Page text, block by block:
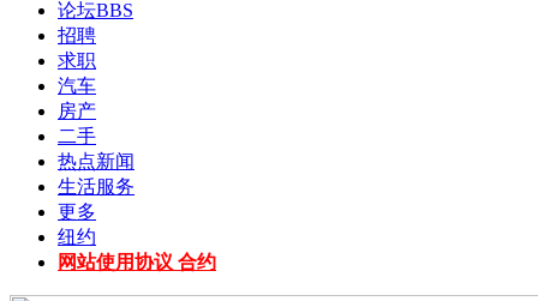
论坛BBS
招聘
求职
汽车
房产
二手
热点新闻
生活服务
更多
纽约
网站使用协议 合约